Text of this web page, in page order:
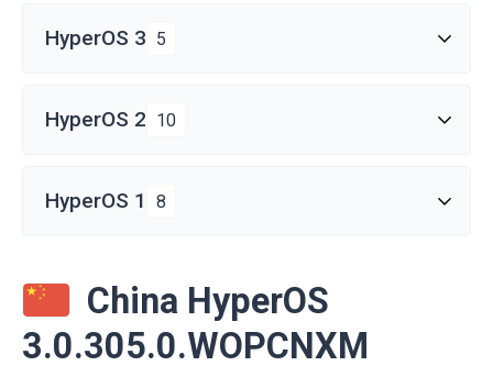
HyperOS 3 5
HyperOS 2 10
HyperOS 1 8
China HyperOS
3.0.305.0.WOPCNXM